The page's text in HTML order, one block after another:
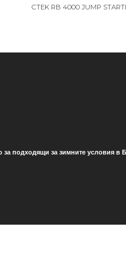
CTEK RB 4000 JUMP
подходящи за зимните условия в